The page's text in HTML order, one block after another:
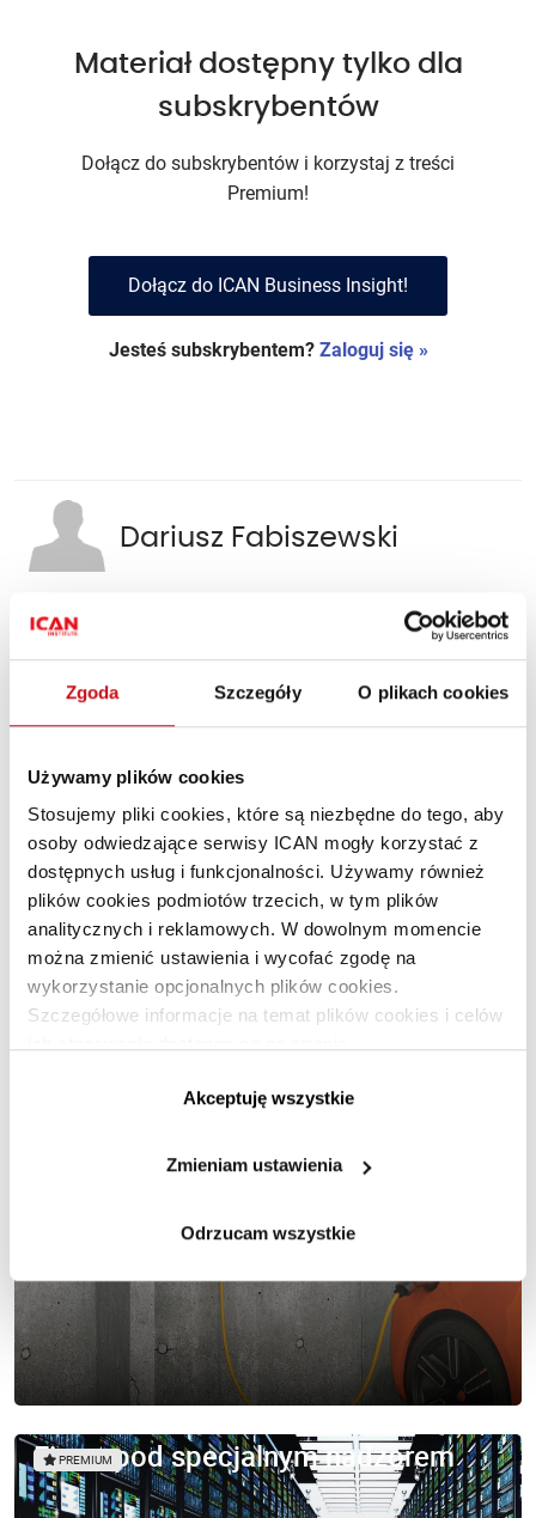
Zgoda Szczegóły O plikach cookies
Używamy plików cookies
Stosujemy pliki cookies, które są niezbędne do tego, aby
osoby odwiedzające serwisy ICAN mogły korzystać z
dostępnych usług i funkcjonalności. Używamy również
plików cookies podmiotów trzecich, w tym plików
analitycznych i reklamowych. W dowolnym momencie
można zmienić ustawienia i wycofać zgodę na
wykorzystanie opcjonalnych plików cookies.
Szczegółowe informacje na temat plików cookies i celów
Akceptuję wszystkie
Zmieniam ustawienia
Odrzucam wszystkie
Materiał dostępny tylko dla
subskrybentów
Dołącz do subskrybentów i korzystaj z treści
Premium!
Dołącz do ICAN Business Insight!
Jesteś subskrybentem? Zaloguj się »
Dariusz Fabiszewski
Artykuł dotyczył kategorii:
Technologie
Ekologiczna flota samochodowa
PREMIUM
Firma pod specjalnym nadzorem
PREMIUM